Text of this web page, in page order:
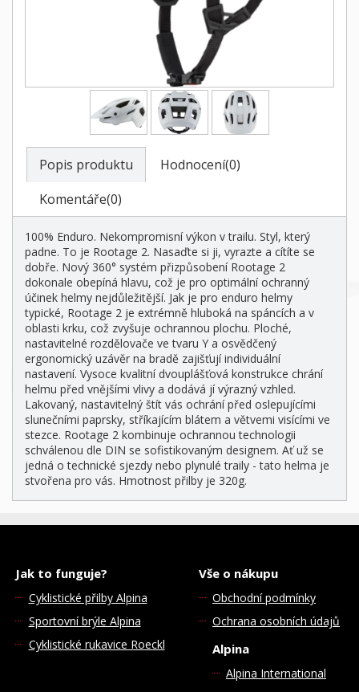
Popis produktu
Hodnocení(0)
Komentáře(0)
100% Enduro. Nekompromisní výkon v trailu. Styl, který
padne. To je Rootage 2. Nasaďte si ji, vyrazte a cítíte se
dobře. Nový 360° systém přizpůsobení Rootage 2
dokonale obepíná hlavu, což je pro optimální ochranný
účinek helmy nejdůležitější. Jak je pro enduro helmy
typické, Rootage 2 je extrémně hluboká na spáncích a v
oblasti krku, což zvyšuje ochrannou plochu. Ploché,
nastavitelné rozdělovače ve tvaru Y a osvědčený
ergonomický uzávěr na bradě zajišťují individuální
nastavení. Vysoce kvalitní dvouplášťová konstrukce chrání
helmu před vnějšími vlivy a dodává jí výrazný vzhled.
Lakovaný, nastavitelný štít vás ochrání před oslepujícími
slunečními paprsky, stříkajícím blátem a větvemi visícími ve
stezce. Rootage 2 kombinuje ochrannou technologii
schválenou dle DIN se sofistikovaným designem. Ať už se
jedná o technické sjezdy nebo plynulé traily - tato helma je
stvořena pro vás. Hmotnost přilby je 320g.
Jak to funguje?
Cyklistické přilby Alpina
Sportovní brýle Alpina
Cyklistické rukavice Roeckl
Vše o nákupu
Obchodní podmínky
Ochrana osobních údajů
Alpina
Alpina International